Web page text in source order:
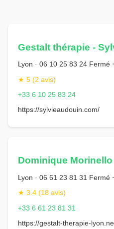
Gestalt thérapie -
Lyon · 06 10 25 83 24 Fermé
★ 5 (2 avis)
+33 6 10 25 83 24
https://sylvieaudouin.com/
Dominique
Lyon · 06 61 23 81 31 Fermé
★ 3.4 (18 avis)
+33 6 61 23 81 31
https://gestalt-therapie-